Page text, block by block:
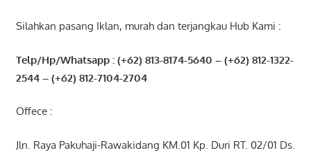
Silahkan pasang Iklan, murah dan terjangkau Hub Kami :
Telp/Hp/Whatsapp : (+62) 813-8174-5640 – (+62) 812-1322-
2544– (+62) 812-7104-2704
Offece :
Jln. Raya Pakuhaji-Rawakidang KM.01 Kp. Duri RT. 02/01 Ds.